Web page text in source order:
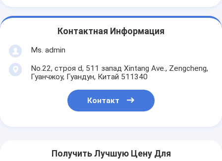
Контактная Информация
Ms. admin
No.22, строя d, 511 запад Xintang Ave., Zengcheng,
Гуанчжоу, Гуандун, Китай 511340
Контакт
Получить Лучшую Цену Для